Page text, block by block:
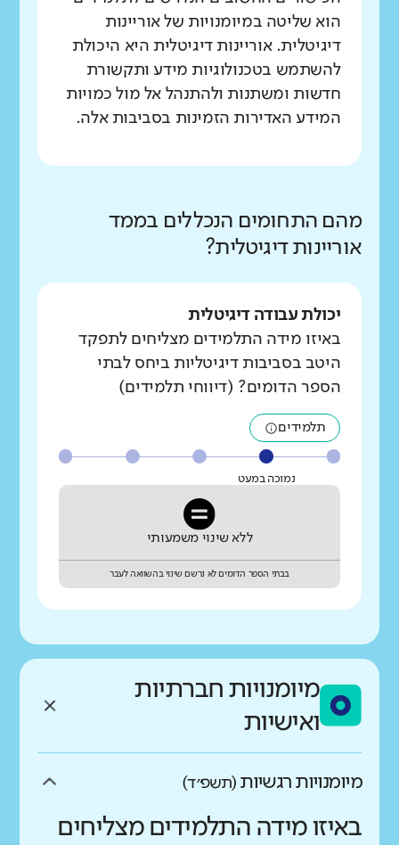
הוא שליטה במיומנויות של אוריינות
דיגיטלית. אוריינות דיגיטלית היא היכולת
להשתמש בטכנולוגיות מידע ותקשורת
חדשות ומשתנות ולהתנהל אל מול כמויות
המידע האדירות הזמינות בסביבות אלה.
מהם התחומים הנכללים בממד
אוריינות דיגיטלית?
יכולת עבודה דיגיטלית
באיזו מידה התלמידים מצליחים לתפקד
היטב בסביבות דיגיטליות ביחס לבתי
הספר הדומים? (דיווחי תלמידים)
תלמידים
נמוכה במעט
ללא שינוי משמעותי
בבתי הספר הדומים לא נרשם שינוי בהשוואה לעבר
מיומנויות חברתיות
ואישיות
מיומנויות רגשיות (תשפ״ד)
באיזו מידה התלמידים מצליחים